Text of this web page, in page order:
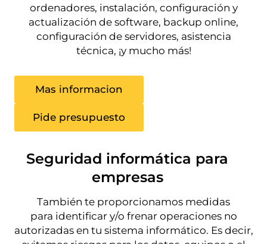
ordenadores, instalación, configuración y
actualización de software, backup online,
configuración de servidores, asistencia
técnica, ¡y mucho más!
Mas informacion
Pide presupuesto
Seguridad informática para
empresas
También te proporcionamos medidas
para identificar y/o frenar operaciones no
autorizadas en tu sistema informático. Es decir,